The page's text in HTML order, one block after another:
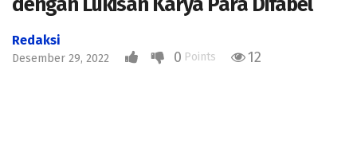
Redaksi
Desember 29, 2022 0 Points 12